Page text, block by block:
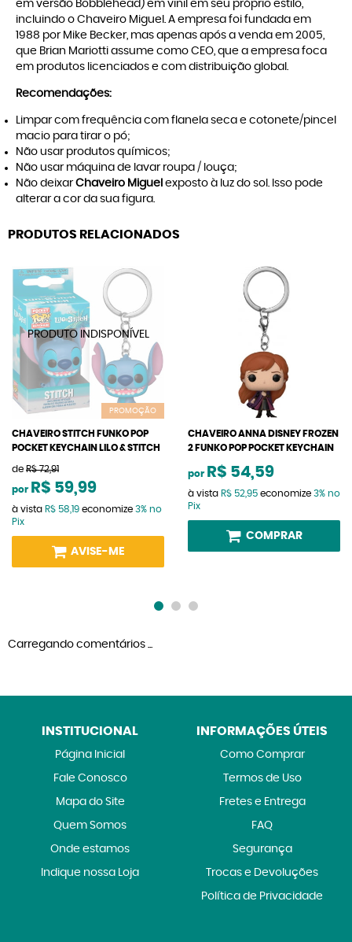
em versão Bobblehead) em vinil em seu próprio estilo,
incluindo o Chaveiro Miguel. A empresa foi fundada em
1988 por Mike Becker, mas apenas após a venda em 2005,
que Brian Mariotti assume como CEO, que a empresa foca
em produtos licenciados e com distribuição global.
Recomendações:
Limpar com frequência com flanela seca e cotonete/pincel
macio para tirar o pó;
Não usar produtos químicos;
Não usar máquina de lavar roupa / louça;
Não deixarChaveiro Miguel exposto à luz do sol. Isso pode
alterar a cor da sua figura.
PRODUTOS RELACIONADOS
PROMOÇÃO
CHAVEIRO STITCH FUNKO POP
POCKET KEYCHAIN LILO & STITCH
de R$ 72,91
por R$ 59,99
à vista R$ 58,19 economize 3% no
Pix
AVISE-ME
CHAVEIRO ANNA DISNEY FROZEN
2 FUNKO POP POCKET KEYCHAIN
por R$ 54,59
à vista R$ 52,95 economize 3% no
Pix
COMPRAR
Carregando comentários ...
INSTITUCIONAL
Página Inicial
Fale Conosco
Mapa do Site
Quem Somos
Onde estamos
Indique nossa Loja
INFORMAÇÕES ÚTEIS
Como Comprar
Termos de Uso
Fretes e Entrega
FAQ
Segurança
Trocas e Devoluções
Política de Privacidade